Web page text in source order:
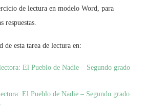
de lectura en modelo Word, para
de esta tarea de lectura en:
El Pueblo de Nadie – Segundo grado
El Pueblo de Nadie – Segundo grado